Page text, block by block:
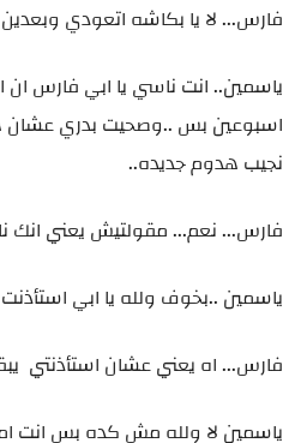
فارس... لا يا بكاشه اتعودي
ياسمين.. انت ناسي يا ابي فارس ان
اسبوعين بس ..وصحيت بدري عشان
نجيب هدوم جديده..
فارس... نعم... مقولتيش يعني انك
ياسمين ..بخوف ولله يا ابي استأذنت
فارس... اه يعني عشان استأذنتي
ياسمين لا ولله مش كده بس انت